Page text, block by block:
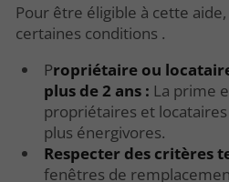
Pour être éligible à cette
certaines conditions .
Propriétaire ou
plus de 2 ans : La prime
propriétaires et
plus énergivores.
Respecter des critères
fenêtres de